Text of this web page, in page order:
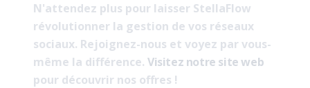
N'attendez plus pour laisser StellaFlow
révolutionner la gestion de vos réseaux
sociaux. Rejoignez-nous et voyez par vous-
même la différence. Visitez notre site web
pour découvrir nos offres !